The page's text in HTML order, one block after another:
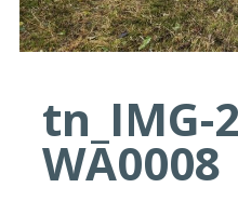
tn_IMG-
WA0008